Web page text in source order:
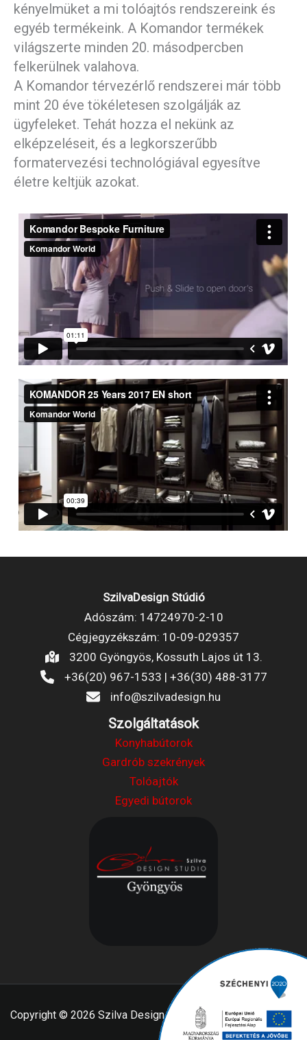
kényelmüket a mi tolóajtós rendszereink és
egyéb termékeink. A Komandor termékek
világszerte minden 20. másodpercben
felkerülnek valahova.
A Komandor térvezérlő rendszerei már több
mint 20 éve tökéletesen szolgálják az
ügyfeleket. Tehát hozza el nekünk az
elképzeléseit, és a legkorszerűbb
formatervezési technológiával egyesítve
életre keltjük azokat.
SzilvaDesign Stúdió
Adószám: 14724970-2-10
Cégjegyzékszám: 10-09-029357
3200 Gyöngyös, Kossuth Lajos út 13.
+36(20) 967-1533 | +36(30) 488-3177
info@szilvadesign.hu
Szolgáltatások
Konyhabútorok
Gardrób szekrények
Tolóajtók
Egyedi bútorok
Copyright © 2026 Szilva Design Stúdió | Powered bywSoft